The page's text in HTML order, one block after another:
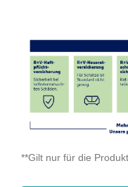
**Gilt nur für die